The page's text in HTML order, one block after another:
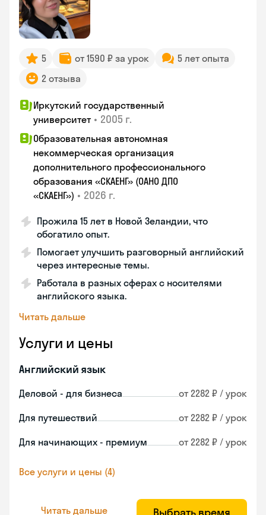
5 от 1590 ₽ за урок
5 лет опыта
2 отзыва
Иркутский государственный
университет • 2005 г.
Образовательная автономная
некоммерческая организация
дополнительного профессионального
образования «СКАЕНГ» (ОАНО ДПО
«СКАЕНГ») • 2026 г.
Прожила 15 лет в Новой Зеландии, что
обогатило опыт.
Помогает улучшить разговорный английский
через интересные темы.
Работала в разных сферах с носителями
английского языка.
Читать дальше
Услуги и цены
Английский язык
Деловой - для бизнеса от 2282 ₽ / урок
Для путешествий от 2282 ₽ / урок
Для начинающих - премиум от 2282 ₽ / урок
Все услуги и цены (4)
Читать дальше